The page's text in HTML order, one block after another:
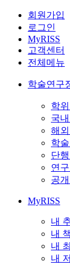
회원가입
로그인
MyRISS
고객센터
전체메뉴
학술연구
학
국
해
학술
단
연
공
MyRISS
내
내
내
내